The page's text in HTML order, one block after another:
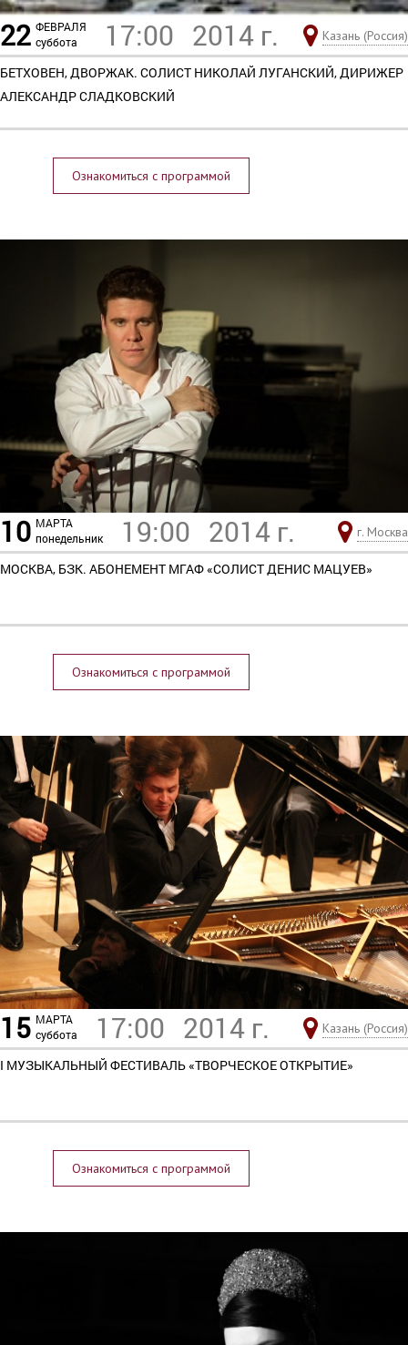
22 ФЕВРАЛЯ
суббота
17:00 2014 г. Казань (Россия)
БЕТХОВЕН, ДВОРЖАК. СОЛИСТ НИКОЛАЙ ЛУГАНСКИЙ, ДИРИЖЕР
АЛЕКСАНДР СЛАДКОВСКИЙ
Ознакомиться с программой
10 МАРТА
понедельник
19:00 2014 г. г. Москва
МОСКВА, БЗК. АБОНЕМЕНТ МГАФ «СОЛИСТ ДЕНИС МАЦУЕВ»
Ознакомиться с программой
15 МАРТА
суббота
17:00 2014 г. Казань (Россия)
I МУЗЫКАЛЬНЫЙ ФЕСТИВАЛЬ «ТВОРЧЕСКОЕ ОТКРЫТИЕ»
Ознакомиться с программой